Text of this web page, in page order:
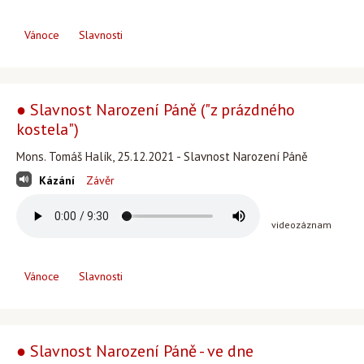
Vánoce Slavnosti
● Slavnost Narození Páně ("z prázdného
kostela")
Mons. Tomáš Halík, 25.12.2021 - Slavnost Narození Páně
Kázání Závěr
videozáznam
Vánoce Slavnosti
● Slavnost Narození Páně - ve dne